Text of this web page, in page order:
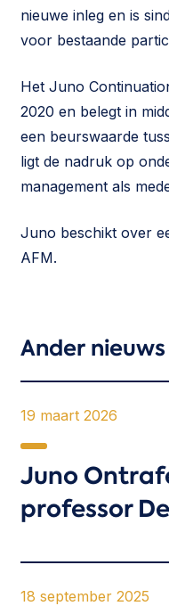
nieuwe inleg en is
voor bestaande
Het Juno
2020 en belegt in
een beurswaarde
ligt de nadruk op
management als
Juno beschikt over
AFM.
Ander nieuws
19 maart 2026
Juno
professor
18 september 2025